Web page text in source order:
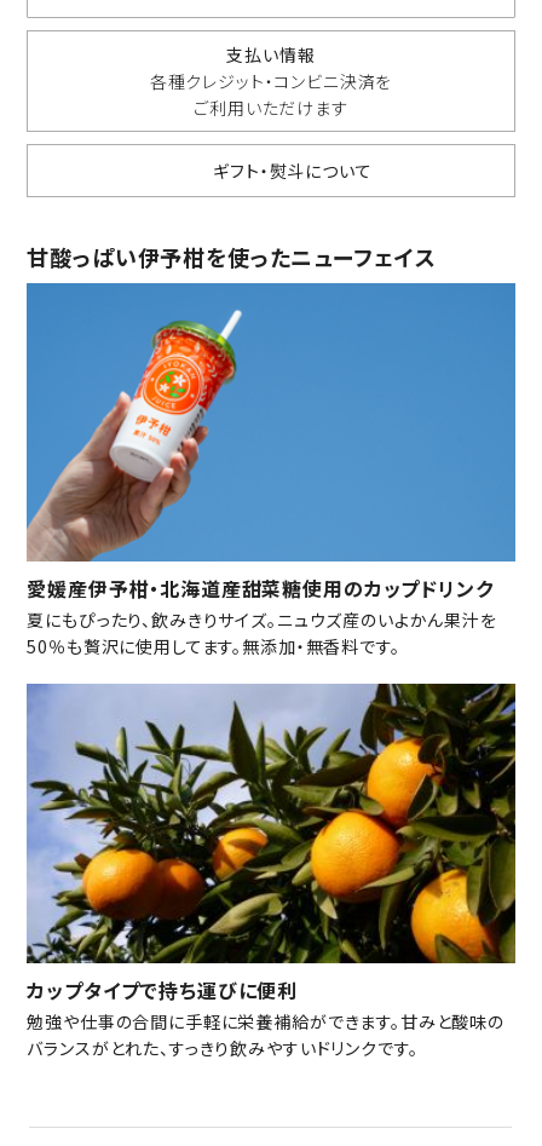
支払い情報
各種クレジット・コンビニ決済を
ご利用いただけます
ギフト・熨斗について
甘酸っぱい伊予柑を使ったニューフェイス
愛媛産伊予柑・北海道産甜菜糖使用のカップドリンク
夏にもぴったり、飲みきりサイズ。ニュウズ産のいよかん果汁を
50％も贅沢に使用してます。無添加・無香料です。
カップタイプで持ち運びに便利
勉強や仕事の合間に手軽に栄養補給ができます。甘みと酸味の
バランスがとれた、すっきり飲みやすいドリンクです。